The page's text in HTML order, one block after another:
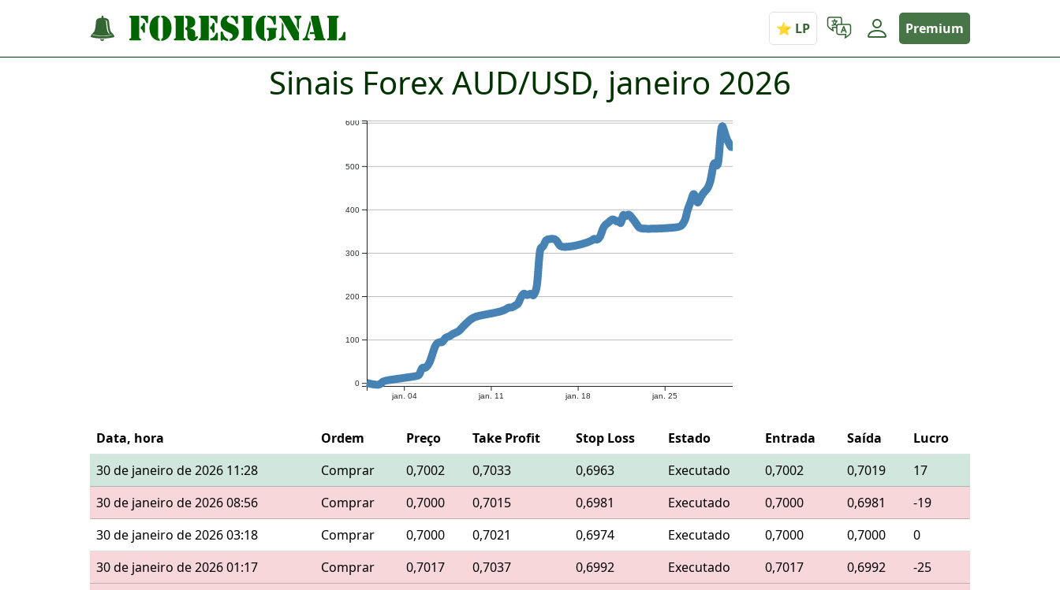
Premium
Sinais Forex AUD/USD, janeiro 2026
jan. 04 jan. 11 jan. 18 jan. 25
0
100
200
300
400
500
600
Data, hora Ordem Preço Take Profit Stop Loss Estado Entrada Saída
Lucro
30 de janeiro de 2026 11:28
Comprar 0,7002 0,7033 0,6963 Executado 0,7002 0,7019
17
30 de janeiro de 2026 08:56
Comprar 0,7000 0,7015 0,6981 Executado 0,7000 0,6981
-19
30 de janeiro de 2026 03:18
Comprar 0,7000 0,7021 0,6974 Executado 0,7000 0,7000
0
30 de janeiro de 2026 01:17
Comprar 0,7017 0,7037 0,6992 Executado 0,7017 0,6992
-25